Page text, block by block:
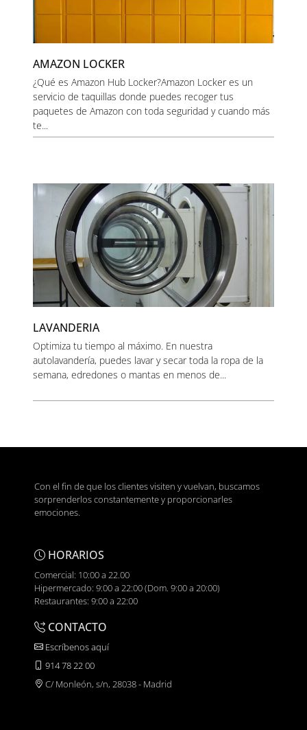
AMAZON LOCKER
¿Qué es Amazon Hub Locker?Amazon Locker es un
servicio de taquillas donde puedes recoger tus
paquetes de Amazon con toda seguridad y cuando más
te...
LAVANDERIA
Optimiza tu tiempo al máximo. En nuestra
autolavandería, puedes lavar y secar toda la ropa de la
semana, edredones o mantas en menos de...
Con el fin de que los clientes visiten y vuelvan, buscamos
sorprenderlos constantemente y proporcionarles
emociones.
HORARIOS
Comercial: 10:00 a 22.00
Hipermercado: 9:00 a 22:00 (Dom. 9:00 a 20:00)
Restaurantes: 9:00 a 22:00
CONTACTO
Escríbenos aquí
914 78 22 00
C/ Monleón, s/n, 28038 - Madrid